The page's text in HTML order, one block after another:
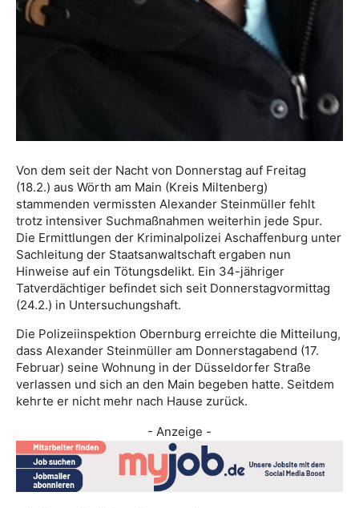
Von dem seit der Nacht von Donnerstag auf Freitag
(18.2.) aus Wörth am Main (Kreis Miltenberg)
stammenden vermissten Alexander Steinmüller fehlt
trotz intensiver Suchmaßnahmen weiterhin jede Spur.
Die Ermittlungen der Kriminalpolizei Aschaffenburg unter
Sachleitung der Staatsanwaltschaft ergaben nun
Hinweise auf ein Tötungsdelikt. Ein 34-jähriger
Tatverdächtiger befindet sich seit Donnerstagvormittag
(24.2.) in Untersuchungshaft.
Die Polizeiinspektion Obernburg erreichte die Mitteilung,
dass Alexander Steinmüller am Donnerstagabend (17.
Februar) seine Wohnung in der Düsseldorfer Straße
verlassen und sich an den Main begeben hatte. Seitdem
kehrte er nicht mehr nach Hause zurück.
- Anzeige -